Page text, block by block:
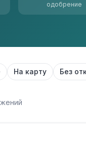
одобрение
На карту Без